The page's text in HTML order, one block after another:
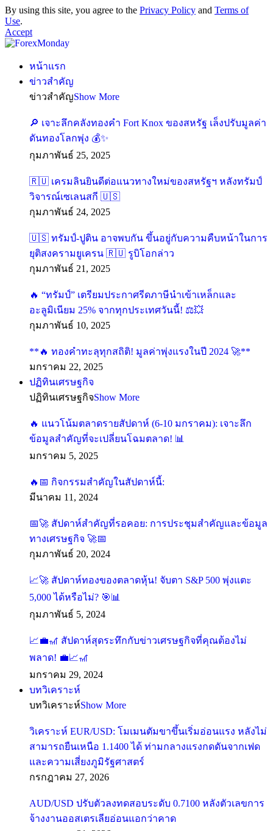
By using this site, you agree to the Privacy Policy and Terms of
Use.
Accept
หน้าแรก
ข่าวสำคัญ
ข่าวสำคัญShow More
เจาะลึกคลังทองคำ Fort Knox ของสหรัฐ เล็งปรับมูลค่า
ดันทองโลกพุ่ง
กุมภาพันธ์ 25, 2025
เครมลินยินดีต่อแนวทางใหม่ของสหรัฐฯ หลังทรัมป์
วิจารณ์เซเลนสกี
กุมภาพันธ์ 24, 2025
ทรัมป์-ปูติน อาจพบกัน ขึ้นอยู่กับความคืบหน้าในการ
ยุติสงครามยูเครน
รูบิโอกล่าว
กุมภาพันธ์ 21, 2025
“ทรัมป์” เตรียมประกาศรีดภาษีนำเข้าเหล็กและ
อะลูมิเนียม 25% จากทุกประเทศวันนี้!
กุมภาพันธ์ 10, 2025
** ทองคำทะลุทุกสถิติ! มูลค่าพุ่งแรงในปี 2024
**
มกราคม 22, 2025
ปฏิทินเศรษฐกิจ
ปฏิทินเศรษฐกิจShow More
แนวโน้มตลาดรายสัปดาห์ (6-10 มกราคม): เจาะลึก
ข้อมูลสำคัญที่จะเปลี่ยนโฉมตลาด!
มกราคม 5, 2025
กิจกรรมสำคัญในสัปดาห์นี้:
มีนาคม 11, 2024
สัปดาห์สำคัญที่รอคอย: การประชุมสำคัญและ
ข้อมูลทางเศรษฐกิจ
กุมภาพันธ์ 20, 2024
สัปดาห์ทองของตลาดหุ้น! จับตา S&P 500 พุ่งแตะ
5,000 ได้หรือไม่?
กุมภาพันธ์ 5, 2024
สัปดาห์สุดระทึกกับข่าวเศรษฐกิจที่คุณต้องไม่
มกราคม 29, 2024
บทวิเคราะห์
บทวิเคราะห์
สามารถยืนเหนือ 1.1400 ได้ ท่ามกลางแรงกดดันจากเฟด
และความเสี่ยงภูมิรัฐศาสตร์
กรกฎาคม 27, 2026
จ้างงานออสเตรเลียอ่อนแอกว่าคาด
พฤษภาคม 21, 2026